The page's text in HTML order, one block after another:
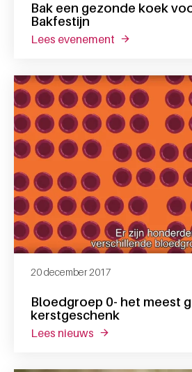
Bak een gezonde koek
Bakfestijn
lees evenement over bak een
Bloedgroep 0- het meest
kerstgeschenk
20 december 2017
lees nieuws over bloedgroep